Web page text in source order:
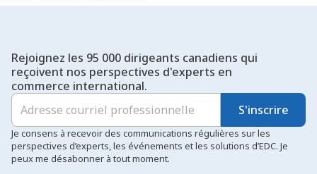
Rejoignez les 95 000 dirigeants canadiens qui
reçoivent nos perspectives d'experts en
commerce international.
S'inscrire
Je consens à recevoir des communications régulières sur les
perspectives d’experts, les événements et les solutions d’EDC. Je
peux me désabonner à tout moment.